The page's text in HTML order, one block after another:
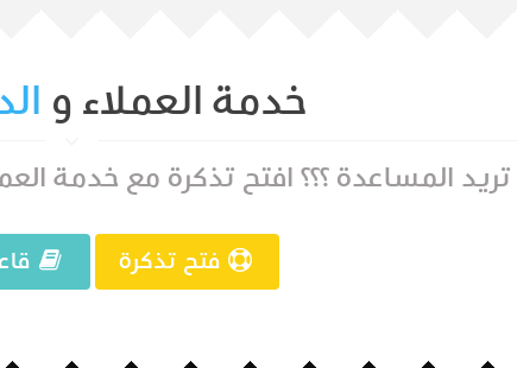
خدمة العملاء و
تريد المساعدة ؟؟؟ افتح تذكرة مع خدمة
فتح تذكرة